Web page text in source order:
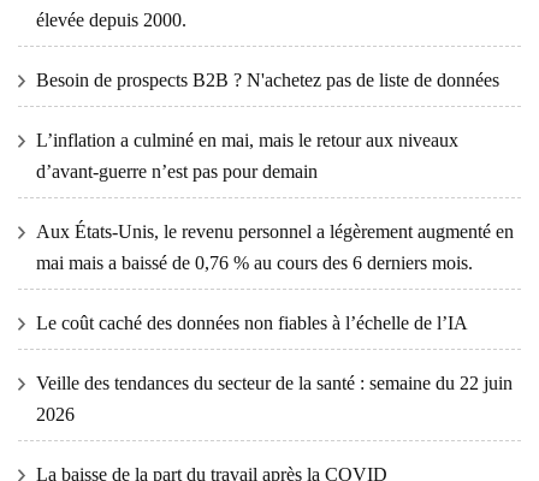
élevée depuis 2000.
Besoin de prospects B2B ? N'achetez pas de liste de données
L’inflation a culminé en mai, mais le retour aux niveaux
d’avant-guerre n’est pas pour demain
Aux États-Unis, le revenu personnel a légèrement augmenté en
mai mais a baissé de 0,76 % au cours des 6 derniers mois.
Le coût caché des données non fiables à l’échelle de l’IA
Veille des tendances du secteur de la santé : semaine du 22 juin
2026
La baisse de la part du travail après la COVID